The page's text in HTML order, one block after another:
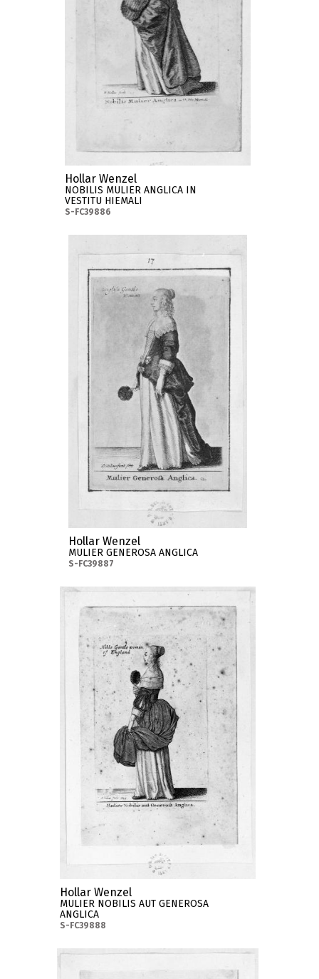
Hollar Wenzel
NOBILIS MULIER ANGLICA IN
VESTITU HIEMALI
S-FC39886
Hollar Wenzel
MULIER GENEROSA ANGLICA
S-FC39887
Hollar Wenzel
MULIER NOBILIS AUT GENEROSA
ANGLICA
S-FC39888